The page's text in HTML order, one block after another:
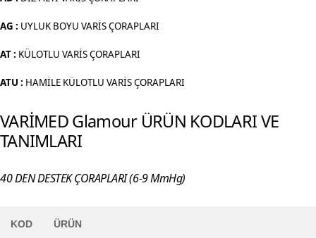
AG : UYLUK BOYU VARİS ÇORAPLARI
AT : KÜLOTLU VARİS ÇORAPLARI
ATU : HAMİLE KÜLOTLU VARİS ÇORAPLARI
VARİMED Glamour ÜRÜN KODLARI VE
TANIMLARI
40 DEN DESTEK ÇORAPLARI (6-9 MmHg)
KOD ÜRÜN